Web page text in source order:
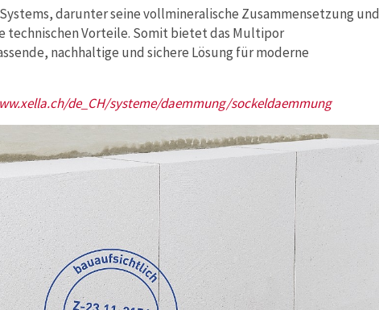
darunter seine vollmineralische Zusammensetzung und
technischen Vorteile. Somit bietet das Multipor
nachhaltige und sichere Lösung für moderne
de_CH/systeme/daemmung/sockeldaemmung